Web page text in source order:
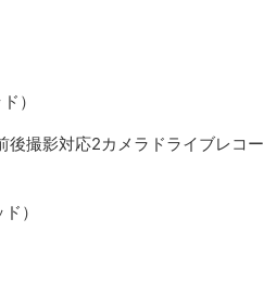
）
撮影対応2カメラドライブレコー
）